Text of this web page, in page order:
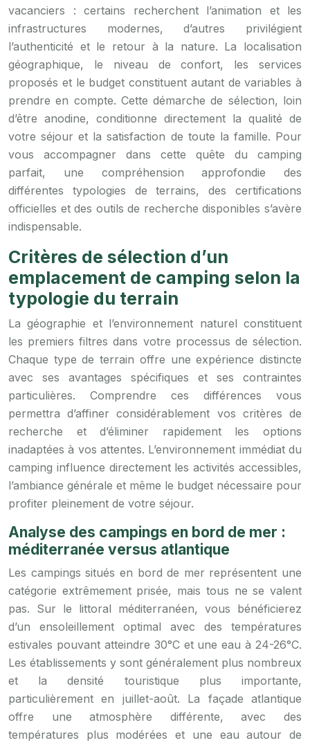
vacanciers : certains recherchent l’animation et les
infrastructures modernes, d’autres privilégient
l’authenticité et le retour à la nature. La localisation
géographique, le niveau de confort, les services
proposés et le budget constituent autant de variables à
prendre en compte. Cette démarche de sélection, loin
d’être anodine, conditionne directement la qualité de
votre séjour et la satisfaction de toute la famille. Pour
vous accompagner dans cette quête du camping
parfait, une compréhension approfondie des
différentes typologies de terrains, des certifications
officielles et des outils de recherche disponibles s’avère
indispensable.
Critères de sélection d’un
emplacement de camping selon la
typologie du terrain
La géographie et l’environnement naturel constituent
les premiers filtres dans votre processus de sélection.
Chaque type de terrain offre une expérience distincte
avec ses avantages spécifiques et ses contraintes
particulières. Comprendre ces différences vous
permettra d’affiner considérablement vos critères de
recherche et d’éliminer rapidement les options
inadaptées à vos attentes. L’environnement immédiat du
camping influence directement les activités accessibles,
l’ambiance générale et même le budget nécessaire pour
profiter pleinement de votre séjour.
Analyse des campings en bord de mer :
méditerranée versus atlantique
Les campings situés en bord de mer représentent une
catégorie extrêmement prisée, mais tous ne se valent
pas. Sur le littoral méditerranéen, vous bénéficierez
d’un ensoleillement optimal avec des températures
estivales pouvant atteindre 30°C et une eau à 24-26°C.
Les établissements y sont généralement plus nombreux
et la densité touristique plus importante,
particulièrement en juillet-août. La façade atlantique
offre une atmosphère différente, avec des
températures plus modérées et une eau autour de